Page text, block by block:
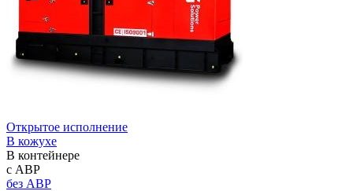
Открытое исполнение
В кожухе
В контейнере
с АВР
без АВР